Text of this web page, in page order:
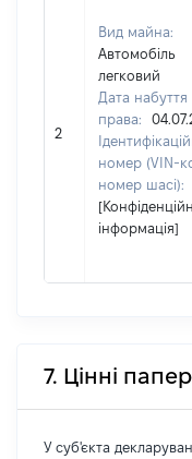
2
Вид майна:
Автомобіль
легковий
Дата набуття
права:
номер (VIN-
номер шасі):
інформація]
7. Цінні
У суб'єкта